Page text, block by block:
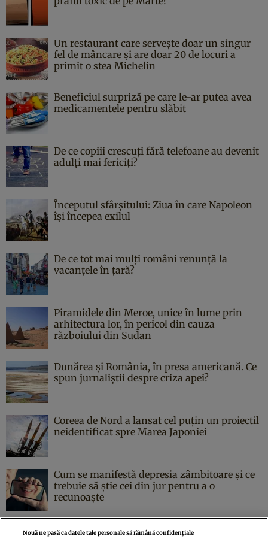
Un restaurant care servește doar un singur
fel de mâncare și are doar 20 de locuri a
primit o stea Michelin
Beneficiul surpriză pe care le-ar putea avea
medicamentele pentru slăbit
De ce copiii crescuți fără telefoane au devenit
adulți mai fericiți?
Începutul sfârşitului: Ziua în care Napoleon
îşi începea exilul
De ce tot mai mulți români renunță la
vacanțele în țară?
Piramidele din Meroe, unice în lume prin
arhitectura lor, în pericol din cauza
războiului din Sudan
Dunărea și România, în presa americană. Ce
spun jurnaliștii despre criza apei?
Coreea de Nord a lansat cel puțin un proiectil
neidentificat spre Marea Japoniei
Cum se manifestă depresia zâmbitoare și ce
trebuie să știe cei din jur pentru a o
recunoaște
Nouă ne pasă ca datele tale personale să rămână confidențiale